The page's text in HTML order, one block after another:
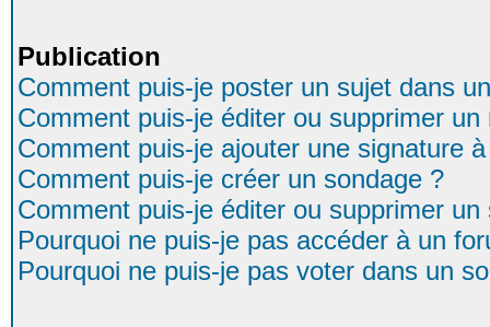
Publication
Comment puis-je poster un sujet dans
Comment puis-je éditer ou supprimer un
Comment puis-je ajouter une signature
Comment puis-je créer un sondage ?
Comment puis-je éditer ou supprimer un
Pourquoi ne puis-je pas accéder à un
Pourquoi ne puis-je pas voter dans un